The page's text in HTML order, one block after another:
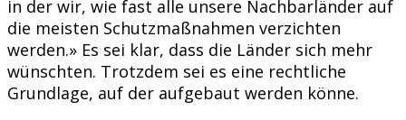
in der wir, wie fast alle unsere Nachbarländer auf
die meisten Schutzmaßnahmen verzichten
werden.» Es sei klar, dass die Länder sich mehr
wünschten. Trotzdem sei es eine rechtliche
Grundlage, auf der aufgebaut werden könne.